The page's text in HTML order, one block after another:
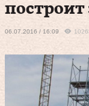
построит
06.07.2016 / 16:09